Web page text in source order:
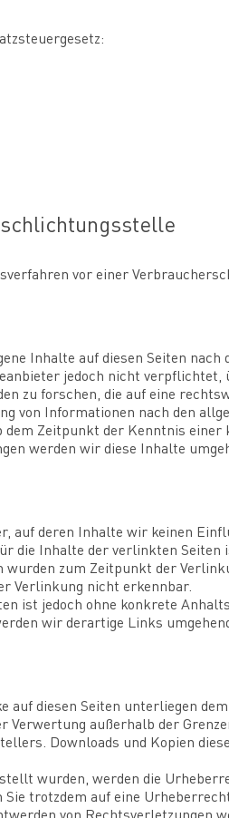
vor einer
Inhalte auf diesen Seiten nach
jedoch nicht
zu forschen, die auf eine
von Informationen nach den
Zeitpunkt der Kenntnis
werden wir diese Inhalte
auf deren Inhalte wir keinen
die Inhalte der verlinkten
zum Zeitpunkt der
Verlinkung nicht erkennbar.
ist jedoch ohne konkrete
wir derartige Links
diesen Seiten unterliegen
außerhalb der
Downloads und Kopien
wurden, werden die
trotzdem auf eine
von Rechtsverletzungen